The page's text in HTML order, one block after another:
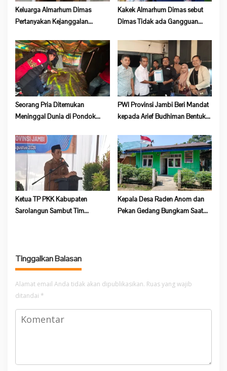
Keluarga Almarhum Dimas
Pertanyakan Kejanggalan
Belum Beri Tanggapan
Kakek Almarhum Dimas sebut
Dimas Tidak ada Gangguan
Seorang Pria Ditemukan
Meninggal Dunia di Pondok
Salak Baru Batang Asai
PWI Provinsi Jambi Beri Mandat
kepada Arief Budhiman Bentuk
Tebo
Ketua TP PKK Kabupaten
Sarolangun Sambut Tim
Kepala Desa Raden Anom dan
Pekan Gedang Bungkam Saat
Tinggalkan Balasan
Alamat email Anda tidak akan dipublikasikan. Ruas yang wajib
ditandai *